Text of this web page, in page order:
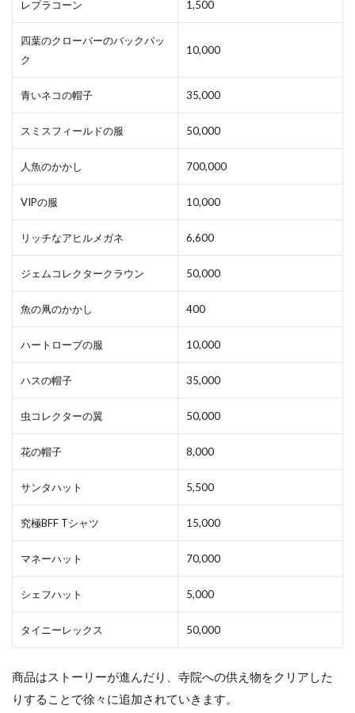
レプラコーン 1,500
四葉のクローバーのバックパッ
ク
10,000
青いネコの帽子 35,000
スミスフィールドの服 50,000
人魚のかかし 700,000
VIPの服 10,000
リッチなアヒルメガネ 6,600
ジェムコレクタークラウン 50,000
魚の凧のかかし 400
ハートローブの服 10,000
ハスの帽子 35,000
虫コレクターの翼 50,000
花の帽子 8,000
サンタハット 5,500
究極BFF Tシャツ 15,000
マネーハット 70,000
シェフハット 5,000
タイニーレックス 50,000
商品はストーリーが進んだり、寺院への供え物をクリアした
りすることで徐々に追加されていきます。